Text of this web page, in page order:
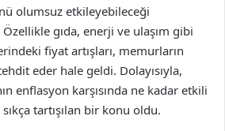
olumsuz etkileyebileceği
gıda, enerji ve ulaşım gibi
fiyat artışları, memurların
eder hale geldi. Dolayısıyla,
enflasyon karşısında ne kadar etkili
tartışılan bir konu oldu.